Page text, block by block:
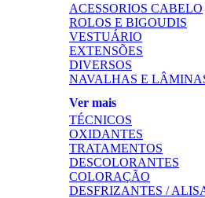
ACESSORIOS CABELO
ROLOS E BIGOUDIS
VESTUÁRIO
EXTENSÕES
DIVERSOS
NAVALHAS E
Ver mais
TÉCNICOS
OXIDANTES
TRATAMENTOS
DESCOLORANTES
COLORAÇÃO
DESFRIZANTES /